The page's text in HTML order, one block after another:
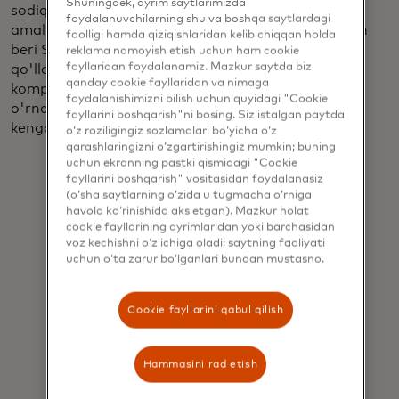
sodiqlik sohasida ham sodiqlikning eng yaxshi
amaliyotlari uchun standartni o'rnatdi. 2021-yildan
beri SessionM MyMcDonald's Rewards dasturini
qo'llab-quvvatlab kelmoqda, bu esa McDonald's
kompaniyasiga mijozlar bilan chuqurroq aloqa
o'rnatish va mijozlar bilan ishlash chastotasini
kengaytirishga yordam beradi.
MyMcDonald's Rewards bizga
mijozlarning sadoqatini nishonlash
va e'tirof etish orqali ular bilan
aloqalarimizni mustahkamlash
imkonini beradi. SessionM bizning
sodiqlik dasturimizning asosi bo'lib,
Shuningdek, ayrim saytlarimizda
foydalanuvchilarning shu va boshqa saytlardagi
faolligi hamda qiziqishlaridan kelib chiqqan holda
reklama namoyish etish uchun ham cookie
fayllaridan foydalanamiz. Mazkur saytda biz
qanday cookie fayllaridan va nimaga
foydalanishimizni bilish uchun quyidagi "Cookie
fayllarini boshqarish"ni bosing. Siz istalgan paytda
o‘z roziligingiz sozlamalari bo‘yicha o‘z
qarashlaringizni o‘zgartirishingiz mumkin; buning
uchun ekranning pastki qismidagi "Cookie
fayllarini boshqarish" vositasidan foydalanasiz
(o‘sha saytlarning o‘zida u tugmacha o‘rniga
havola ko‘rinishida aks etgan). Mazkur holat
cookie fayllarining ayrimlaridan yoki barchasidan
voz kechishni o‘z ichiga oladi; saytning faoliyati
uchun o‘ta zarur bo‘lganlari bundan mustasno.
Cookie fayllarini qabul qilish
Hammasini rad etish